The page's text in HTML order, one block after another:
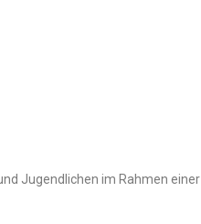
Jugendlichen im Rahmen einer